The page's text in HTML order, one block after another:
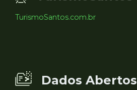
TurismoSantos.com.br
Dados Abertos